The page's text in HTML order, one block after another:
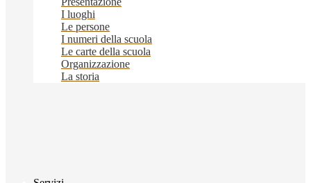
I luoghi
Le persone
I numeri della scuola
Le carte della scuola
Organizzazione
La storia